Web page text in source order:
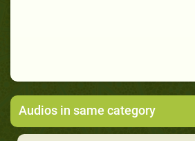
Audios in same category